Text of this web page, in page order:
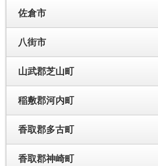
佐倉市
八街市
山武郡芝山町
稲敷郡河内町
香取郡多古町
香取郡神崎町